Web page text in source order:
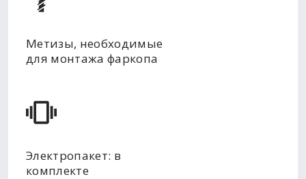
Метизы, необходимые
для монтажа фаркопа
Электропакет: в
комплекте